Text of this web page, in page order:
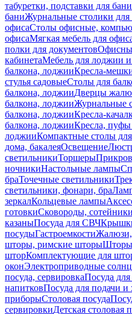
табуретки, подставки для бани
баниЖурнальные столики для
офисаСтолы офисные,
офисаМягкая мебель для
полки для документов
кабинетаМебель для лоджии и
балкона, лоджииКресла-
стулья садовыеСтолы для
балкона, лоджииДверцы
балкона, лоджииЖурнальные
балкона, лоджииКресла-
балкона, лоджииКресла, пуфы
лоджииКомпактные столы
дома, бакалеяОсвещение
светильникиТоршеры
ночникиНастольные лампы
браТочечные светильники
светильники, фонари, бра
зеркалКольцевые лампы
готовкиСковороды,
казаныПосуда для СВЧ
посудыГастроемкости
шторы, римские шторы
шторКомплектующие для
оконЭлектроприводные
посуда, сервировкаПосуда
напитковПосуда для подачи и
приборыСтоловая посуда
сервировкиДетская столовая